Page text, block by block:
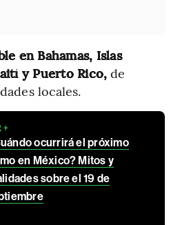
en Bahamas, Islas
y Puerto Rico, de
locales.
+
ocurrirá el próximo
en México? Mitos y
sobre el 19 de